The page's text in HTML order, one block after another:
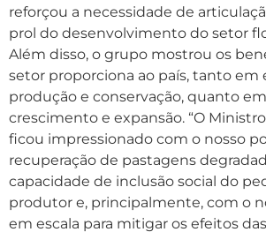
reforçou a necessidade de
prol do desenvolvimento do setor
Além disso, o grupo mostrou os
setor proporciona ao país, tanto em
produção e conservação, quanto
crescimento e expansão. “O
ficou impressionado com o nosso
recuperação de pastagens
capacidade de inclusão social do
produtor e, principalmente, com o
em escala para mitigar os efeitos